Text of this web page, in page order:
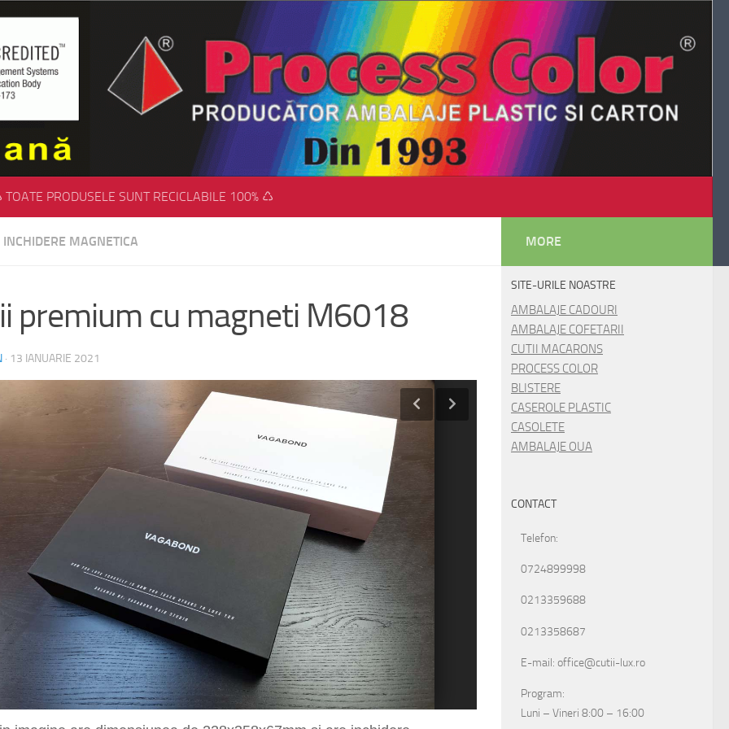
PRODUSELE SUNT RECICLABILE 100% ♺
INCHIDERE MAGNETICA
premium cu magneti M6018
· 13 IANUARIE 2021
MORE
SITE-URILE NOASTRE
AMBALAJE CADOURI
AMBALAJE COFETARII
CUTII MACARONS
PROCESS COLOR
BLISTERE
CASEROLE PLASTIC
CASOLETE
AMBALAJE OUA
CONTACT
Telefon:
0724899998
0213359688
0213358687
E-mail: office@cutii-lux.ro
Program:
Luni – Vineri 8:00 – 16:00